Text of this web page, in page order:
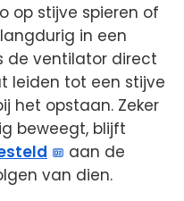
op stijve spieren of
in een
de ventilator direct
leiden tot een stijve
het opstaan. Zeker
beweegt, blijft
aan de
van dien.